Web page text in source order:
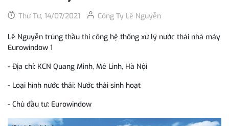
Thứ Tư, 14/07/2021 Công Ty Lê Nguyễn
Lê Nguyễn trúng thầu thi công hệ thống xử lý nước thải nhà máy
Eurowindow 1
- Địa chỉ: KCN Quang Minh, Mê Linh, Hà Nội
- Loại hình nước thải: Nước thải sinh hoạt
- Chủ đầu tư: Eurowindow